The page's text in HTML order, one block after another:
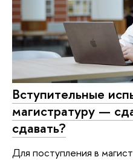
Вступительные
магистратуру —
сдавать?
Для поступления в